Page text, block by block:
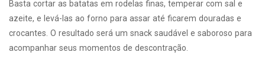
Basta cortar as batatas em rodelas finas, temperar com sal e
azeite, e levá-las ao forno para assar até ficarem douradas e
crocantes. O resultado será um snack saudável e saboroso para
acompanhar seus momentos de descontração.